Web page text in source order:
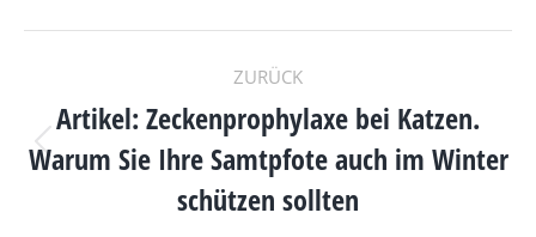
ZURÜCK
Vorheriger
Beitrag:
Artikel: Zeckenprophylaxe bei Katzen.
Warum Sie Ihre Samtpfote auch im Winter
schützen sollten